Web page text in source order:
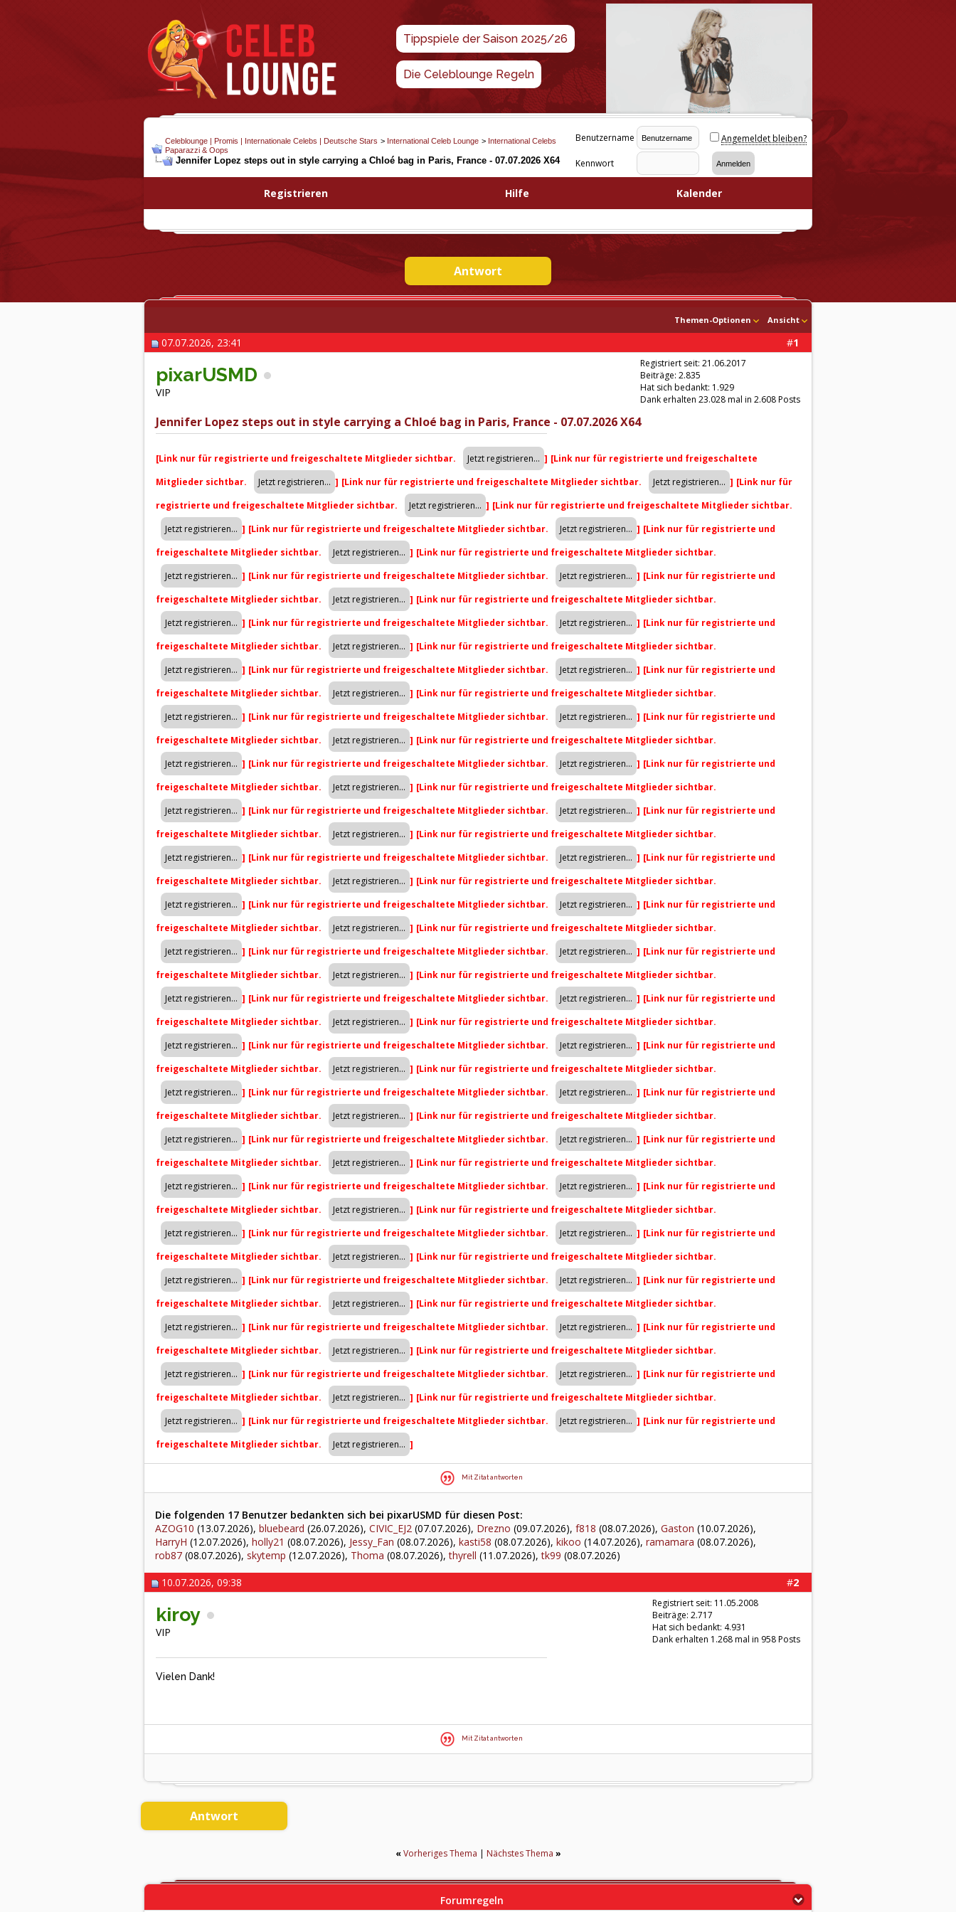
Tippspiele der Saison 2025/26
Die Celeblounge Regeln
Celeblounge | Promis | Internationale Celebs | Deutsche Stars > International Celeb Lounge > International Celebs
Paparazzi & Oops
Jennifer Lopez steps out in style carrying a Chloé bag in Paris, France - 07.07.2026 X64
Benutzername Angemeldet bleiben?
Kennwort
Registrieren Hilfe Kalender
Antwort
Themen-Optionen Ansicht
#1
07.07.2026, 23:41
pixarUSMD
VIP
Registriert seit: 21.06.2017
Beiträge: 2.835
Hat sich bedankt: 1.929
Dank erhalten 23.028 mal in 2.608 Posts
Jennifer Lopez steps out in style carrying a Chloé bag in Paris, France - 07.07.2026 X64
[Link nur für registrierte und freigeschaltete Mitglieder sichtbar. ] [Link nur für registrierte und freigeschaltete
Mitglieder sichtbar.
] [Link nur für registrierte und freigeschaltete Mitglieder sichtbar. ] [Link nur für
registrierte und freigeschaltete Mitglieder sichtbar.
] [Link nur für registrierte und freigeschaltete Mitglieder sichtbar.
] [Link nur für registrierte und freigeschaltete Mitglieder sichtbar. ] [Link nur für registrierte und
freigeschaltete Mitglieder sichtbar.
] [Link nur für registrierte und freigeschaltete Mitglieder sichtbar.
] [Link nur für registrierte und freigeschaltete Mitglieder sichtbar. ] [Link nur für registrierte und
freigeschaltete Mitglieder sichtbar.
] [Link nur für registrierte und freigeschaltete Mitglieder sichtbar.
] [Link nur für registrierte und freigeschaltete Mitglieder sichtbar. ] [Link nur für registrierte und
freigeschaltete Mitglieder sichtbar.
] [Link nur für registrierte und freigeschaltete Mitglieder sichtbar.
] [Link nur für registrierte und freigeschaltete Mitglieder sichtbar. ] [Link nur für registrierte und
freigeschaltete Mitglieder sichtbar.
] [Link nur für registrierte und freigeschaltete Mitglieder sichtbar.
] [Link nur für registrierte und freigeschaltete Mitglieder sichtbar. ] [Link nur für registrierte und
freigeschaltete Mitglieder sichtbar.
] [Link nur für registrierte und freigeschaltete Mitglieder sichtbar.
] [Link nur für registrierte und freigeschaltete Mitglieder sichtbar. ] [Link nur für registrierte und
freigeschaltete Mitglieder sichtbar.
] [Link nur für registrierte und freigeschaltete Mitglieder sichtbar.
] [Link nur für registrierte und freigeschaltete Mitglieder sichtbar. ] [Link nur für registrierte und
freigeschaltete Mitglieder sichtbar.
] [Link nur für registrierte und freigeschaltete Mitglieder sichtbar.
] [Link nur für registrierte und freigeschaltete Mitglieder sichtbar. ] [Link nur für registrierte und
freigeschaltete Mitglieder sichtbar.
] [Link nur für registrierte und freigeschaltete Mitglieder sichtbar.
] [Link nur für registrierte und freigeschaltete Mitglieder sichtbar. ] [Link nur für registrierte und
freigeschaltete Mitglieder sichtbar.
] [Link nur für registrierte und freigeschaltete Mitglieder sichtbar.
] [Link nur für registrierte und freigeschaltete Mitglieder sichtbar. ] [Link nur für registrierte und
freigeschaltete Mitglieder sichtbar.
] [Link nur für registrierte und freigeschaltete Mitglieder sichtbar.
] [Link nur für registrierte und freigeschaltete Mitglieder sichtbar. ] [Link nur für registrierte und
freigeschaltete Mitglieder sichtbar.
] [Link nur für registrierte und freigeschaltete Mitglieder sichtbar.
] [Link nur für registrierte und freigeschaltete Mitglieder sichtbar. ] [Link nur für registrierte und
freigeschaltete Mitglieder sichtbar.
] [Link nur für registrierte und freigeschaltete Mitglieder sichtbar.
] [Link nur für registrierte und freigeschaltete Mitglieder sichtbar. ] [Link nur für registrierte und
freigeschaltete Mitglieder sichtbar.
] [Link nur für registrierte und freigeschaltete Mitglieder sichtbar.
] [Link nur für registrierte und freigeschaltete Mitglieder sichtbar. ] [Link nur für registrierte und
freigeschaltete Mitglieder sichtbar.
] [Link nur für registrierte und freigeschaltete Mitglieder sichtbar.
] [Link nur für registrierte und freigeschaltete Mitglieder sichtbar. ] [Link nur für registrierte und
freigeschaltete Mitglieder sichtbar.
] [Link nur für registrierte und freigeschaltete Mitglieder sichtbar.
] [Link nur für registrierte und freigeschaltete Mitglieder sichtbar. ] [Link nur für registrierte und
freigeschaltete Mitglieder sichtbar.
] [Link nur für registrierte und freigeschaltete Mitglieder sichtbar.
] [Link nur für registrierte und freigeschaltete Mitglieder sichtbar. ] [Link nur für registrierte und
freigeschaltete Mitglieder sichtbar.
] [Link nur für registrierte und freigeschaltete Mitglieder sichtbar.
] [Link nur für registrierte und freigeschaltete Mitglieder sichtbar. ] [Link nur für registrierte und
freigeschaltete Mitglieder sichtbar.
] [Link nur für registrierte und freigeschaltete Mitglieder sichtbar.
] [Link nur für registrierte und freigeschaltete Mitglieder sichtbar. ] [Link nur für registrierte und
freigeschaltete Mitglieder sichtbar.
] [Link nur für registrierte und freigeschaltete Mitglieder sichtbar.
] [Link nur für registrierte und freigeschaltete Mitglieder sichtbar. ] [Link nur für registrierte und
freigeschaltete Mitglieder sichtbar.
]
Mit Zitat antworten
Die folgenden 17 Benutzer bedankten sich bei pixarUSMD für diesen Post:
AZOG10 (13.07.2026), bluebeard (26.07.2026), CIVIC_EJ2 (07.07.2026), Drezno (09.07.2026), f818 (08.07.2026), Gaston (10.07.2026),
HarryH (12.07.2026), holly21 (08.07.2026), Jessy_Fan (08.07.2026), kasti58 (08.07.2026), kikoo (14.07.2026), ramamara (08.07.2026),
rob87 (08.07.2026), skytemp (12.07.2026), Thoma (08.07.2026),thyrell (11.07.2026),tk99 (08.07.2026)
#2
10.07.2026, 09:38
kiroy
VIP
Registriert seit: 11.05.2008
Beiträge: 2.717
Hat sich bedankt: 4.931
Dank erhalten 1.268 mal in 958 Posts
Vielen Dank!
Mit Zitat antworten
Antwort
« Vorheriges Thema | Nächstes Thema »
Forumregeln